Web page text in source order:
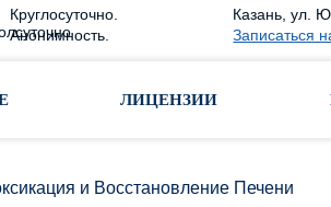
Круглосуточно.
Анонимность.
Казань, ул.
Записаться
ЛИЦЕНЗИИ
и Восстановление Печени